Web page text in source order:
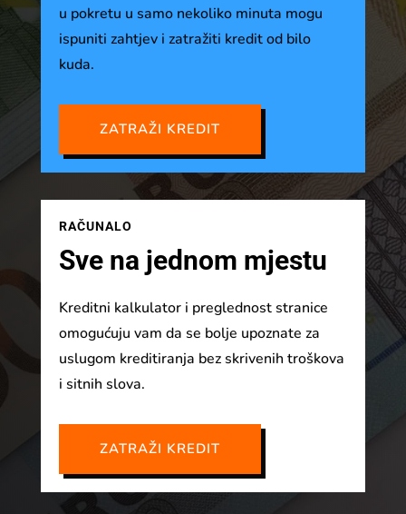
u pokretu u samo nekoliko minuta mogu
ispuniti zahtjev i zatražiti kredit od bilo
kuda.
ZATRAŽI KREDIT
RAČUNALO
Sve na jednom mjestu
Kreditni kalkulator i preglednost stranice
omogućuju vam da se bolje upoznate za
uslugom kreditiranja bez skrivenih troškova
i sitnih slova.
ZATRAŽI KREDIT